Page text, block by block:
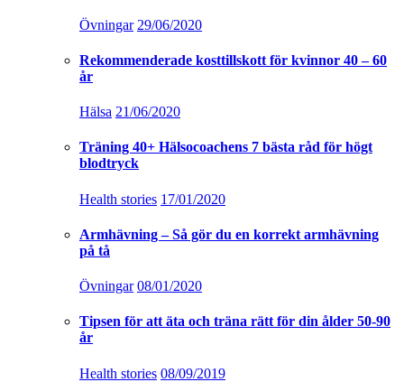
Övningar 29/06/2020
Rekommenderade kosttillskott för kvinnor 40 – 60
år
Hälsa 21/06/2020
Träning 40+ Hälsocoachens 7 bästa råd för högt
blodtryck
Health stories 17/01/2020
Armhävning – Så gör du en korrekt armhävning
på tå
Övningar 08/01/2020
Tipsen för att äta och träna rätt för din ålder 50-90
år
Health stories 08/09/2019